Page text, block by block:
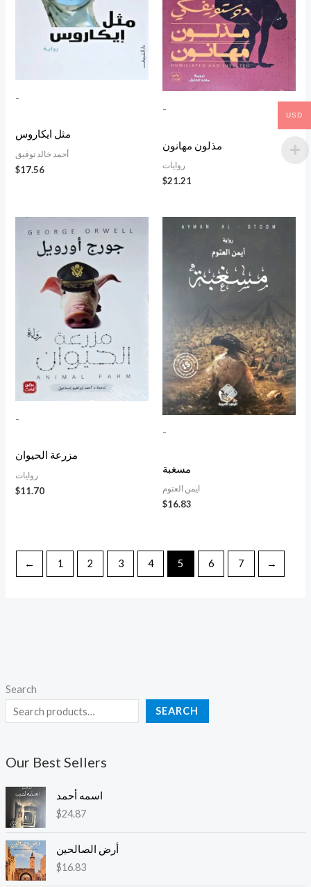
Search
SEARCH
Our Best Sellers
اسمه أحمد
$24.87
أرض الصالحين
$16.83
-
مثل ايكاروس
أحمد خالد توفيق
$17.56
-
مذلون مهانون
روايات
$21.21
-
مزرعة الحيوان
روايات
$11.70
-
مسغبة
ايمن العتوم
$16.83
← 1 2 3 4 5 6 7 →
USD